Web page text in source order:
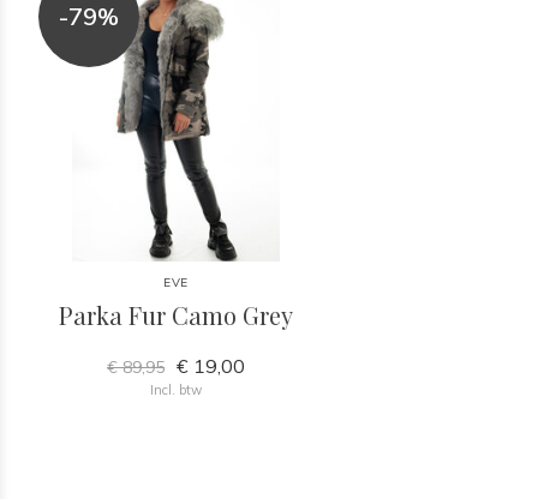
-79%
EVE
Parka Fur Camo Grey
€ 89,95 € 19,00
Incl. btw